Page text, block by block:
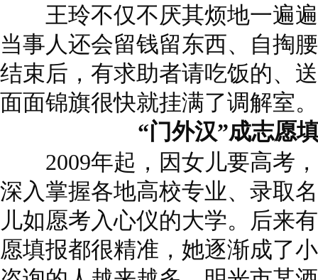
王玲不仅不厌其烦地一遍遍
当事人还会留钱留东西、自掏
结束后，有求助者请吃饭的、
面面锦旗很快就挂满了调解室。
“门外汉”成志愿
2009年起，因女儿要高考，
深入掌握各地高校专业、录取
儿如愿考入心仪的大学。后来
愿填报都很精准，她逐渐成了